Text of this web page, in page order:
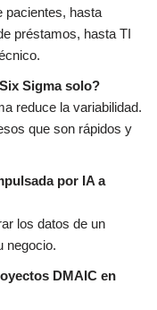
pacientes, hasta
préstamos, hasta TI
Sigma solo?
reduce la variabilidad.
que son rápidos y
por IA a
los datos de un
negocio.
DMAIC en